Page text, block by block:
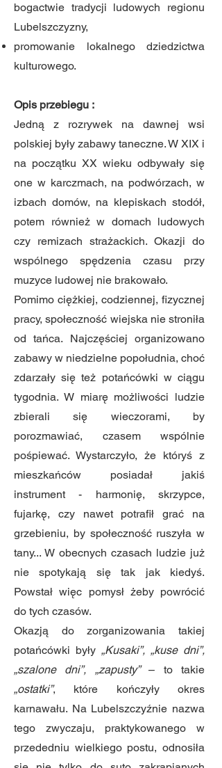
bogactwie tradycji ludowych regionu
Lubelszczyzny,
promowanie lokalnego dziedzictwa
kulturowego.
Opis przebiegu :
Jedną z rozrywek na dawnej wsi
polskiej były zabawy taneczne. W XIX i
na początku XX wieku odbywały się
one w karczmach, na podwórzach, w
izbach domów, na klepiskach stodół,
potem również w domach ludowych
czy remizach strażackich. Okazji do
wspólnego spędzenia czasu przy
muzyce ludowej nie brakowało.
Pomimo ciężkiej, codziennej, fizycznej
pracy, społeczność wiejska nie stroniła
od tańca. Najczęściej organizowano
zabawy w niedzielne popołudnia, choć
zdarzały się też potańcówki w ciągu
tygodnia. W miarę możliwości ludzie
zbierali się wieczorami, by
porozmawiać, czasem wspólnie
pośpiewać. Wystarczyło, że któryś z
mieszkańców posiadał jakiś
instrument - harmonię, skrzypce,
fujarkę, czy nawet potrafił grać na
grzebieniu, by społeczność ruszyła w
tany... W obecnych czasach ludzie już
nie spotykają się tak jak kiedyś.
Powstał więc pomysł żeby powrócić
do tych czasów.
Okazją do zorganizowania takiej
potańcówki były „Kusaki”, „kuse dni”,
„szalone dni”, „zapusty”– to takie
„ostatki”, które kończyły okres
karnawału. Na Lubelszczyźnie nazwa
tego zwyczaju, praktykowanego w
przededniu wielkiego postu, odnosiła